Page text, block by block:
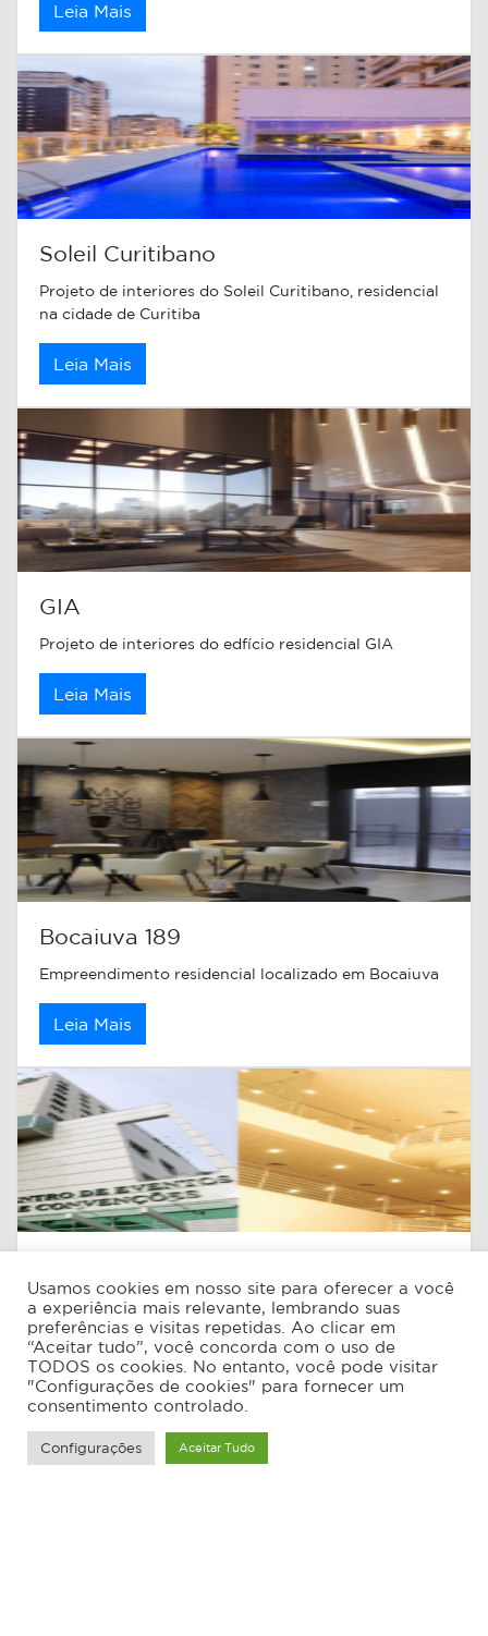
Leia Mais
Soleil Curitibano
Projeto de interiores do Soleil Curitibano, residencial
na cidade de Curitiba
Leia Mais
GIA
Projeto de interiores do edfício residencial GIA
Leia Mais
Bocaiuva 189
Empreendimento residencial localizado em Bocaiuva
Leia Mais
Hotel Bourbon, localizado em Joiville
Leia Mais
Usamos cookies em nosso site para oferecer a você
a experiência mais relevante, lembrando suas
preferências e visitas repetidas. Ao clicar em
“Aceitar tudo”, você concorda com o uso de
TODOS os cookies. No entanto, você pode visitar
"Configurações de cookies" para fornecer um
consentimento controlado.
Configurações Aceitar Tudo